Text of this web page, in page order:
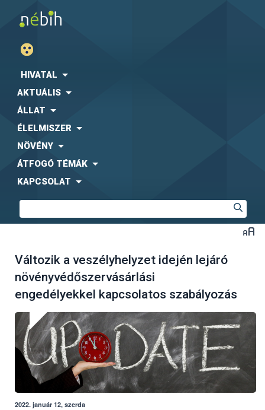
HIVATAL
AKTUÁLIS
ÁLLAT
ÉLELMISZER
NÖVÉNY
ÁTFOGÓ TÉMÁK
KAPCSOLAT
Változik a veszélyhelyzet idején lejáró
növényvédőszervásárlási
engedélyekkel kapcsolatos szabályozás
2022. január 12, szerda